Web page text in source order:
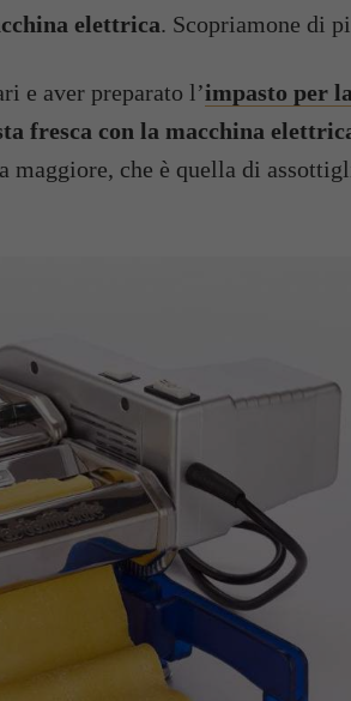
elettrica. Scopriamone di
e aver preparato l’impasto per
fresca con la macchina
maggiore, che è quella di